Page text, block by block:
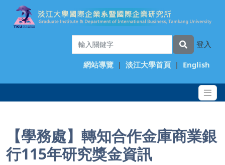
登入
網站導覽 | 淡江大學首頁 | English
【學務處】轉知合作金庫商業銀
行115年研究獎金資訊